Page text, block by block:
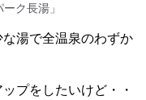
ク長湯」
湯で全温泉のわずか
プをしたいけど・・